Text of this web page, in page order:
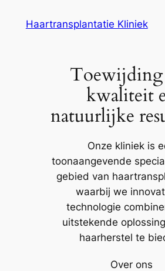
Haartransplantatie Kliniek
Toewijding
kwaliteit
natuurlijke
Onze kliniek is
toonaangevende
gebied van
waarbij we
technologie
uitstekende
haarherstel te
Over ons